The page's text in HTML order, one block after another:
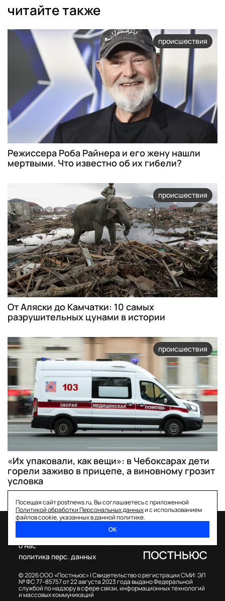
читайте также
происшествия
Режиссера Роба Райнера и его жену нашли
мертвыми. Что известно об их гибели?
происшествия
От Аляски до Камчатки: 10 самых
разрушительных цунами в истории
происшествия
«Их упаковали, как вещи»: в Чебоксарах дети
горели заживо в прицепе, а виновному грозит
условка
Посещая сайт postnews.ru, Вы соглашаетесь с приложенной
Политикой обработки Персональных данныхи с использованием
файлов cookie, указанных в данной политике.
ОК
© 2026 ООО «Постньюс» |Свидетельство о регистрации СМИ: ЭЛ
№ ФС 77–85757 от 22 августа 2023 года выдано Федеральной
службой по надзору в сфере связи, информационных технологий
и массовых коммуникаций
о нас
политика перс. данных